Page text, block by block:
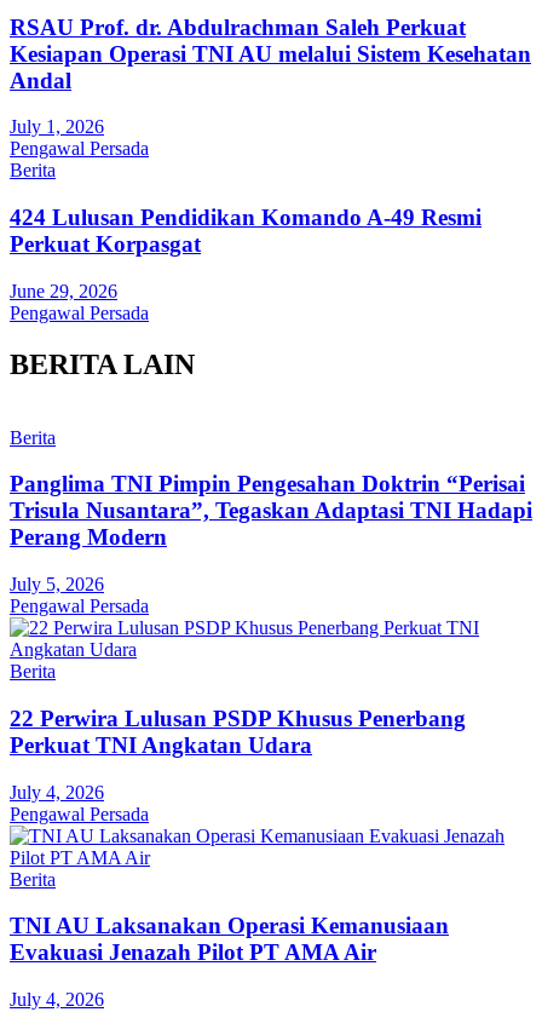
RSAU Prof. dr. Abdulrachman Saleh Perkuat
Kesiapan Operasi TNI AU melalui Sistem Kesehatan
Andal
July 1, 2026
Pengawal Persada
Berita
424 Lulusan Pendidikan Komando A-49 Resmi
Perkuat Korpasgat
June 29, 2026
Pengawal Persada
BERITA LAIN
Berita
Panglima TNI Pimpin Pengesahan Doktrin “Perisai
Trisula Nusantara”, Tegaskan Adaptasi TNI Hadapi
Perang Modern
July 5, 2026
Pengawal Persada
Berita
22 Perwira Lulusan PSDP Khusus Penerbang
Perkuat TNI Angkatan Udara
July 4, 2026
Pengawal Persada
Berita
TNI AU Laksanakan Operasi Kemanusiaan
Evakuasi Jenazah Pilot PT AMA Air
July 4, 2026